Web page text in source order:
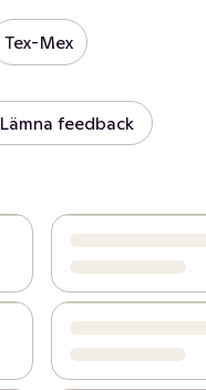
Tex-Mex
Lämna feedback